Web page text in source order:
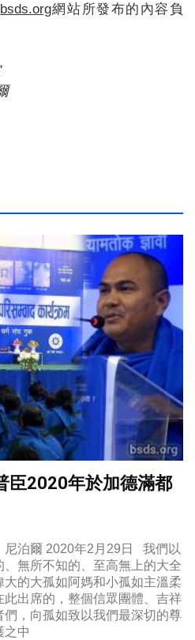
bsds.org網站所發布的內容負
臣2020年於加德滿都
尼泊爾 2020年2月29日 我們以
無所不知的、至高無上的大全
的大孤如阿媽和小孤如主溫柔
出席的，整個信眾團體、吉祥
，向孤如致以我們最深切的尊
之中